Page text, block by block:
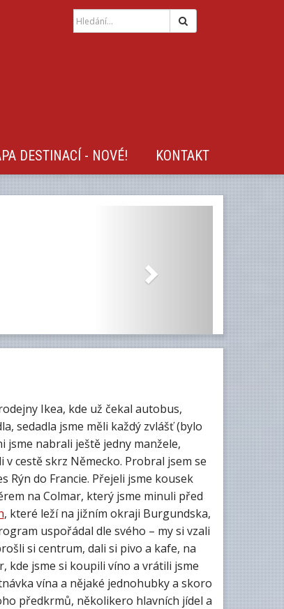
DESTINACÍ - NOVÉ! KONTAKT
Ikea, kde už čekal autobus,
sedadla jsme měli každý zvlášť (bylo
jsme nabrali ještě jedny manžele,
cestě skrz Německo. Probral jsem se
Rýn do Francie. Přejeli jsme kousek
na Colmar, který jsme minuli před
, které leží na jižním okraji Burgundska,
uspořádal dle svého – my si vzali
si centrum, dali si pivo a kafe, na
kde jsme si koupili víno a vrátili jsme
vína a nějaké jednohubky a skoro
předkrmů, několikero hlavních jídel a